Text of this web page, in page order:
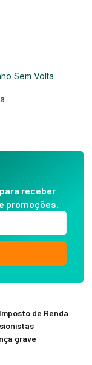
Sem Volta
receber
promoções.
de Renda
grave